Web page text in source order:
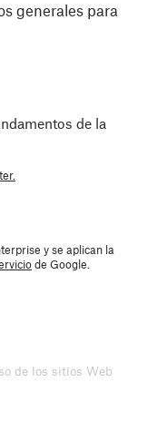
generales para
de la
y se aplican la
de Google.
de los sitios Web